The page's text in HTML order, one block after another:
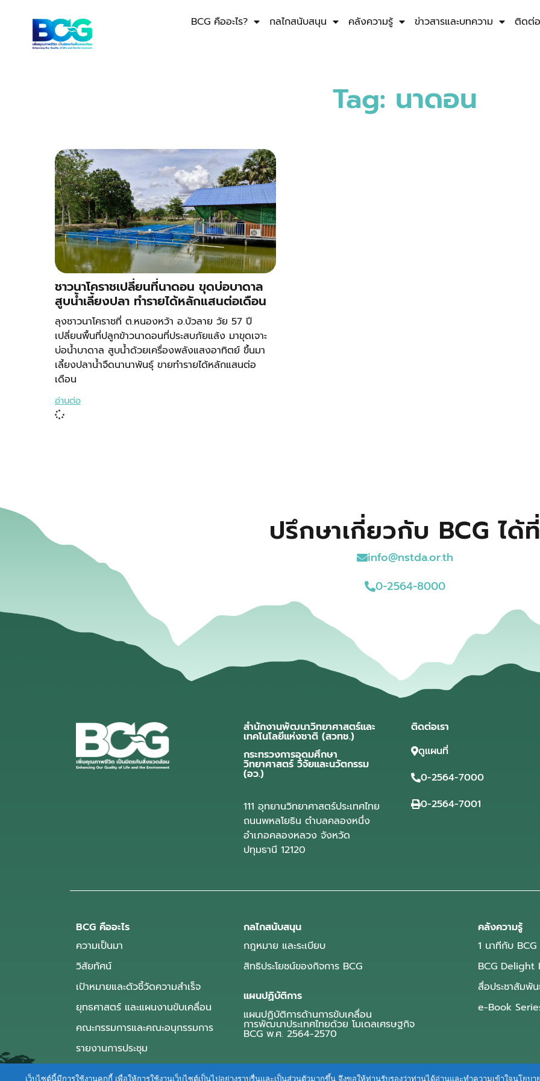
BCG คืออะไร? กลไกสนับสนุน คลังความรู้ ข่าวสารและบทความ ติดต่อ
Tag: นาดอน
ชาวนาโคราชเปลี่ยนที่นาดอน ขุดบ่อบาดาล
สูบน้ำเลี้ยงปลา ทำรายได้หลักแสนต่อเดือน
ลุงชาวนาโคราชที่ ต.หนองหว้า อ.บัวลาย วัย 57 ปี
เปลี่ยนพื้นที่ปลูกข้าวนาดอนที่ประสบภัยแล้ง มาขุดเจาะ
บ่อน้ำบาดาล สูบน้ำด้วยเครื่องพลังแสงอาทิตย์ ขึ้นมา
เลี้ยงปลาน้ำจืดนานาพันธุ์ ขายทำรายได้หลักแสนต่อ
เดือน
อ่านต่อ
ปรึกษาเกี่ยวกับ BCG ได้ที่
info@nstda.or.th
0-2564-8000
สำนักงานพัฒนาวิทยาศาสตร์และ
เทคโนโลยีแห่งชาติ (สวทช.)
กระทรวงการอุดมศึกษา
วิทยาศาสตร์ วิจัยและนวัตกรรม
(อว.)
111 อุทยานวิทยาศาสตร์ประเทศไทย
ถนนพหลโยธิน ตำบลคลองหนึ่ง
อำเภอคลองหลวง จังหวัด
ปทุมธานี 12120
ติดต่อเรา
ดูแผนที่
0-2564-7000
0-2564-7001
BCG คืออะไร
ความเป็นมา
วิสัยทัศน์
เป้าหมายและตัวชี้วัดความสำเร็จ
ยุทธศาสตร์ และแผนงานขับเคลื่อน
คณะกรรมการและคณะอนุกรรมการ
รายงานการประชุม
กลไกสนับสนุน
กฎหมาย และระเบียบ
สิทธิประโยชน์ของกิจการ BCG
แผนปฏิบัติการ
แผนปฏิบัติการด้านการขับเคลื่อน
การพัฒนาประเทศไทยด้วย โมเดลเศรษฐกิจ
BCG พ.ศ. 2564-2570
คลังความรู้
1 นาทีกับ BCG
BCG
สื่อประชาสัมพั
e-Book
เว็บไซต์นี้มีการใช้งานคุกกี้ เพื่อให้การใช้งานเว็บไซต์เป็นไปอย่างราบรื่นและเป็นส่วนตัวมากขึ้น จึงขอให้ท่านรับรองว่าท่านได้อ่านและทำความเข้าใจนโ